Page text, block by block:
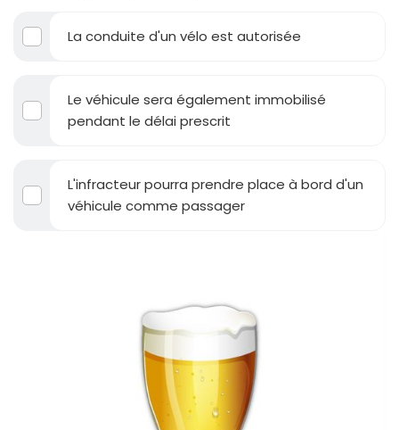
La conduite d'un vélo est autorisée
Le véhicule sera également immobilisé
pendant le délai prescrit
L'infracteur pourra prendre place à bord d'un
véhicule comme passager